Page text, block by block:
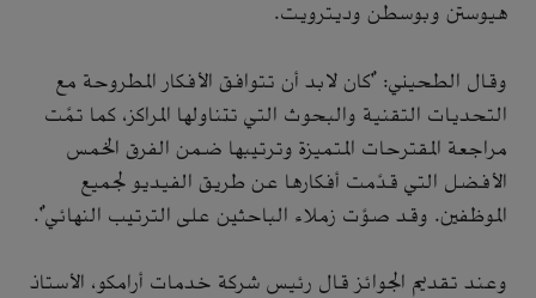
هيوستن وبوسطن وديترويت.
وقال الطحيني: "كان لابد أن تتوافق الأفكار المطروحة مع
التحديات التقنية والبحوث التي تتناولها المراكز، كما تمَّت
مراجعة المقترحات المتميزة وترتيبها ضمن الفرق الخمس
الأفضل التي قدَّمت أفكارها عن طريق الفيديو لجميع
الموظفين. وقد صوَّت زملاء الباحثين على الترتيب النهائي".
وعند تقديم الجوائز قال رئيس شركة خدمات أرامكو، الأستاذ